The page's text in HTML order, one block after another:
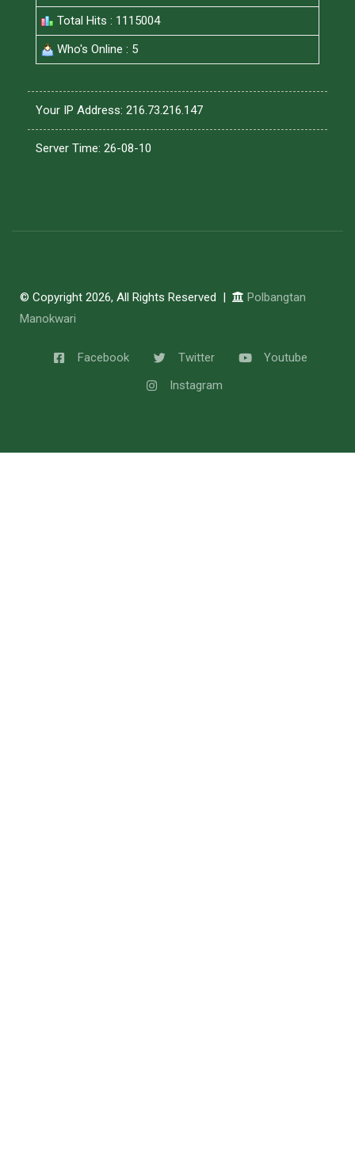
Total Hits : 1115004
Who's Online : 5
Your IP Address: 216.73.216.147
Server Time: 26-08-10
© Copyright 2026, All Rights Reserved |
Polbangtan
Manokwari
Facebook Twitter
Youtube
Instagram